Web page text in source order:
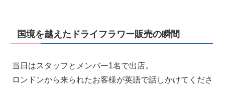
国境を越えたドライフラワー販売の瞬間
当日はスタッフとメンバー1名で出店。
ロンドンから来られたお客様が英語で話しかけてくださ